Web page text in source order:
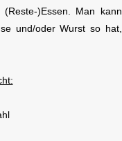
)Essen. Man kann
und/oder Wurst so hat,